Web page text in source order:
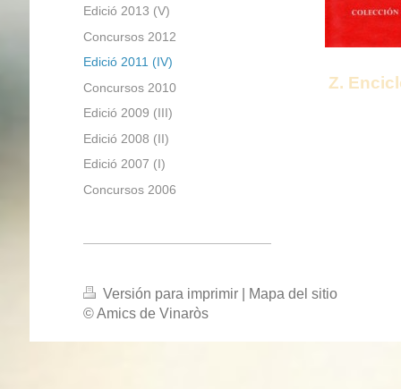
Z.
Edició 2013 (V)
Concursos 2012
Edició 2011 (IV)
Concursos 2010
Edició 2009 (III)
Edició 2008 (II)
Edició 2007 (I)
Concursos 2006
Versión para imprimir
Mapa del sitio
© Amics de Vinaròs